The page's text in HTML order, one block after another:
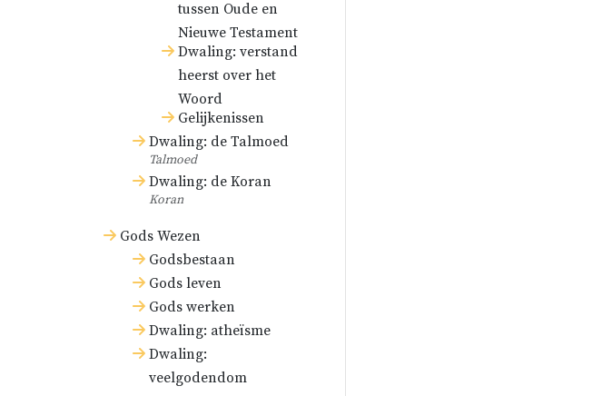
tussen Oude en
Nieuwe Testament
Dwaling: verstand
heerst over het
Woord
Gelijkenissen
Dwaling: de Talmoed
Talmoed
Dwaling: de Koran
Koran
Gods Wezen
Godsbestaan
Gods leven
Gods werken
Dwaling: atheïsme
Dwaling:
veelgodendom